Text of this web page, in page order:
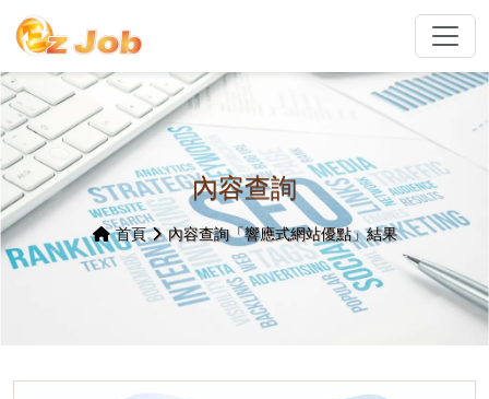
內容查詢
首頁 內容查詢「響應式網站優點」結果